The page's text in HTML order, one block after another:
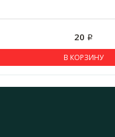
20 Р
В КОРЗИНУ